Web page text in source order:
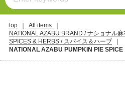
top
All items
NATIONAL AZABU BRAND / ナショナル
SPICES & HERBS / スパイス＆ハーブ
NATIONAL AZABU PUMPKIN PIE SPICE